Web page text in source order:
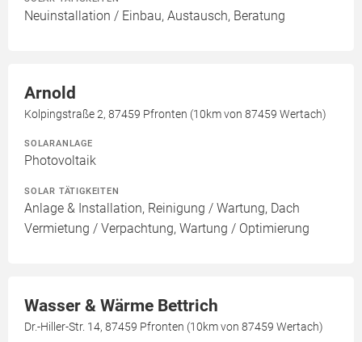
Neuinstallation / Einbau, Austausch, Beratung
Arnold
Kolpingstraße 2, 87459 Pfronten (10km von 87459 Wertach)
SOLARANLAGE
Photovoltaik
SOLAR TÄTIGKEITEN
Anlage & Installation, Reinigung / Wartung, Dach
Vermietung / Verpachtung, Wartung / Optimierung
Wasser & Wärme Bettrich
Dr.-Hiller-Str. 14, 87459 Pfronten (10km von 87459 Wertach)